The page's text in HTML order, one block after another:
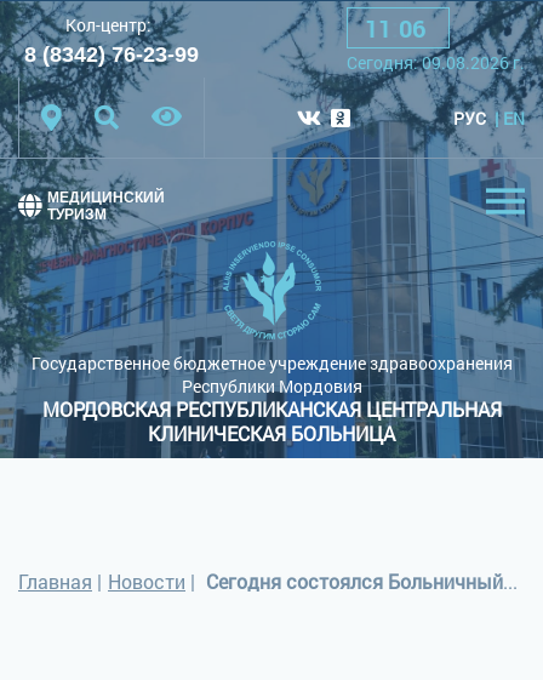
Шрифт: A A A
Цветовая схема: Черная схема
Обычный сайт
Кол-центр:
8 (8342) 76-23-99
11 06
Cегодня:09.08.2026г.
РУС EN
Государственное бюджетное учреждение здравоохранения
Республики Мордовия
МОРДОВСКАЯ РЕСПУБЛИКАНСКАЯ ЦЕНТРАЛЬНАЯ
КЛИНИЧЕСКАЯ БОЛЬНИЦА
МЕДИЦИНСКИЙ
ТУРИЗМ
Главная | Новости | Сегодня состоялся Больничный совет по работе Республиканского сосудистого Центра на базе нашей больницы